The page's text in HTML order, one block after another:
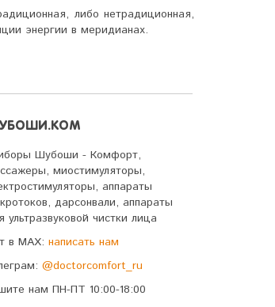
либо не­традиционная,
энергии в меридианах.
Шубоши - Комфорт,
миостимуляторы,
аппараты
дарсонвали, аппараты
ультразвуковой чистки лица
в MAX: написать нам
@doctorcomfort_ru
нам ПН-ПТ 10:00-18:00